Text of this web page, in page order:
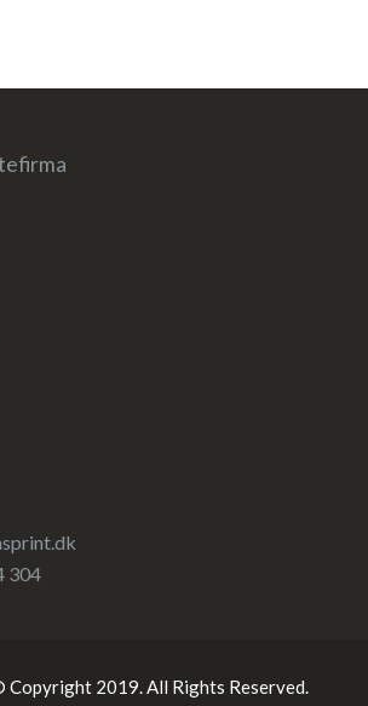
304
Copyright 2019. All Rights Reserved.